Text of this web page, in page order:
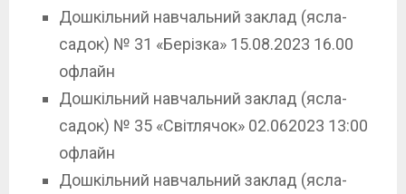
Дошкільний навчальний заклад (ясла-
садок) № 31 «Берізка» 15.08.2023 16.00
офлайн
Дошкільний навчальний заклад (ясла-
садок) № 35 «Світлячок» 02.062023 13:00
офлайн
Дошкільний навчальний заклад (ясла-